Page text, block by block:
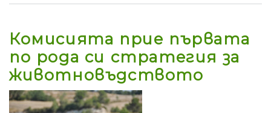
Комисията прие първата
по рода си стратегия за
животновъдството